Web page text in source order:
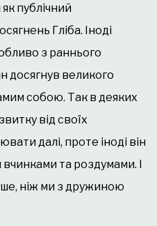
публічний
Гліба. Іноді
з раннього
досягнув великого
собою. Так в деяких
від своїх
далі, проте іноді він
та роздумами. І
ніж ми з дружиною